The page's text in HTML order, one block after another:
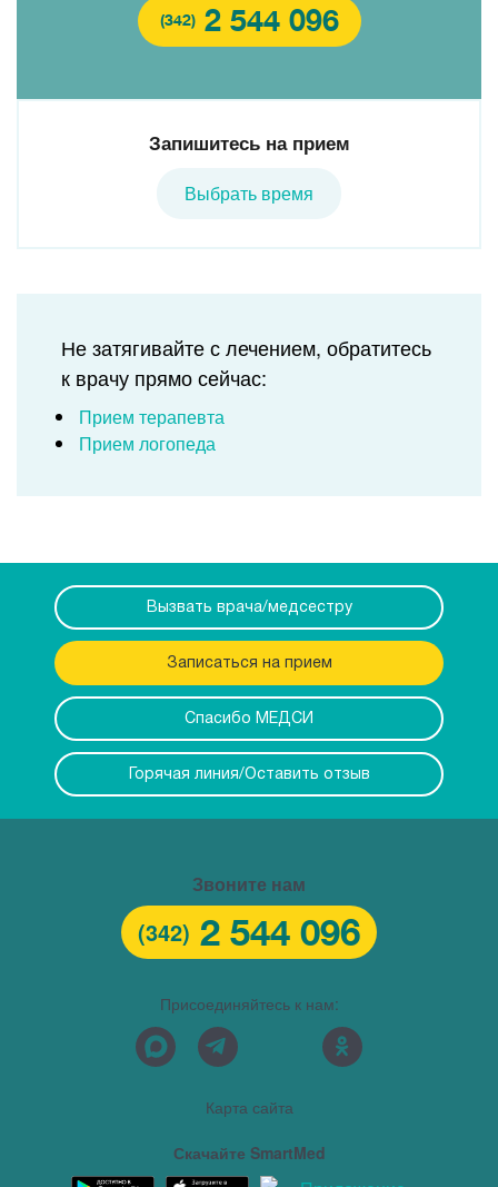
(342) 2 544 096
Запишитесь на прием
Выбрать время
Не затягивайте с лечением, обратитесь
к врачу прямо сейчас:
Прием терапевта
Прием логопеда
Вызвать врача/медсестру
Записаться на прием
Спасибо МЕДСИ
Горячая линия/Оставить отзыв
Звоните нам
(342) 2 544 096
Присоединяйтесь к нам:
Карта сайта
Скачайте SmartMed